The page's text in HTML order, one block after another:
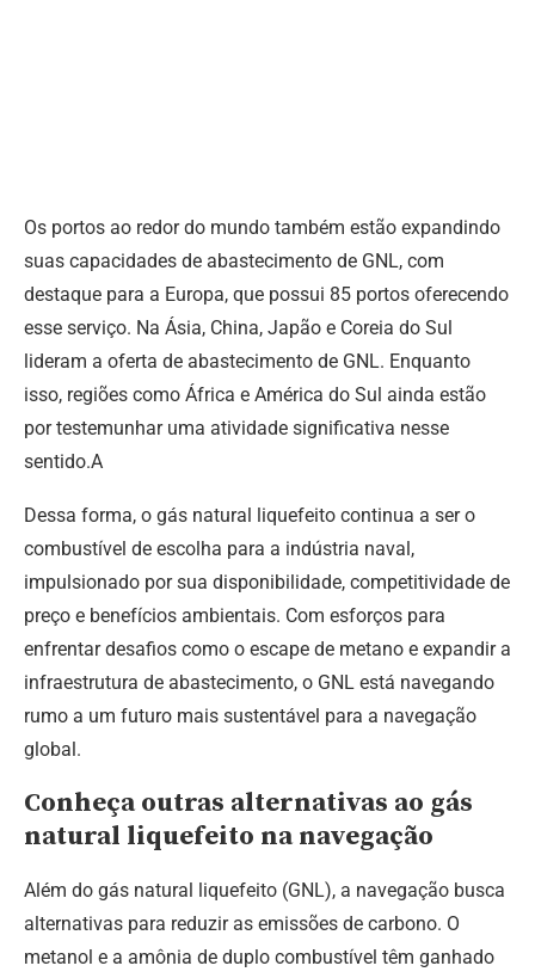
Os portos ao redor do mundo também estão expandindo
suas capacidades de abastecimento de GNL, com
destaque para a Europa, que possui 85 portos oferecendo
esse serviço. Na Ásia, China, Japão e Coreia do Sul
lideram a oferta de abastecimento de GNL. Enquanto
isso, regiões como África e América do Sul ainda estão
por testemunhar uma atividade significativa nesse
sentido.A
Dessa forma, o gás natural liquefeito continua a ser o
combustível de escolha para a indústria naval,
impulsionado por sua disponibilidade, competitividade de
preço e benefícios ambientais. Com esforços para
enfrentar desafios como o escape de metano e expandir a
infraestrutura de abastecimento, o GNL está navegando
rumo a um futuro mais sustentável para a navegação
global.
Conheça outras alternativas ao gás
natural liquefeito na navegação
Além do gás natural liquefeito (GNL), a navegação busca
alternativas para reduzir as emissões de carbono. O
metanol e a amônia de duplo combustível têm ganhado